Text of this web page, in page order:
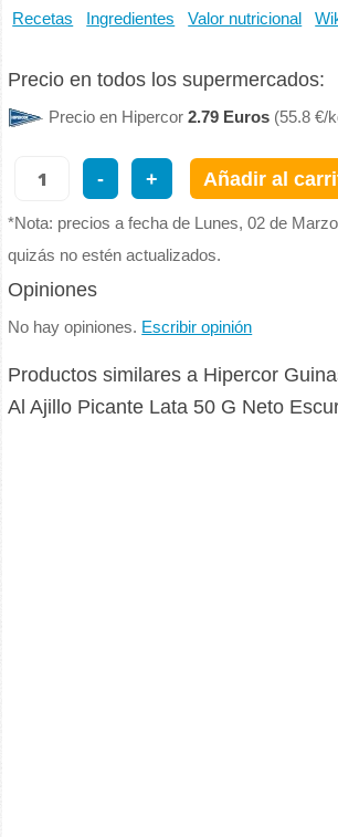
Recetas Ingredientes Valor nutricional
Precio en todos los supermercados:
Precio en Hipercor2.79 Euros (55.8 €/
- + Añadir al
*Nota: precios a fecha de Lunes, 02 de
quizás no estén actualizados.
Opiniones
No hay opiniones. Escribir opinión
Productos similares a Hipercor
Al Ajillo Picante Lata 50 G Neto